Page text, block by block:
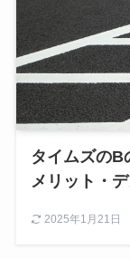
タイムズのB
メリット・
2025年1月21日